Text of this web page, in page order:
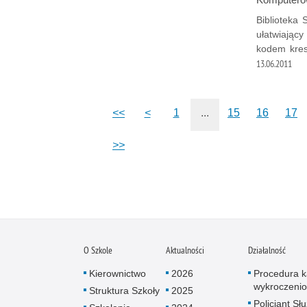
Biblioteka
kodem
13.06.2011
<< < 1 ... 15 16 17
>>
O Szkole
Kierownictwo
Struktura Szkoły
Aktualności
2026
2025
Działalność
Procedura
Policjant